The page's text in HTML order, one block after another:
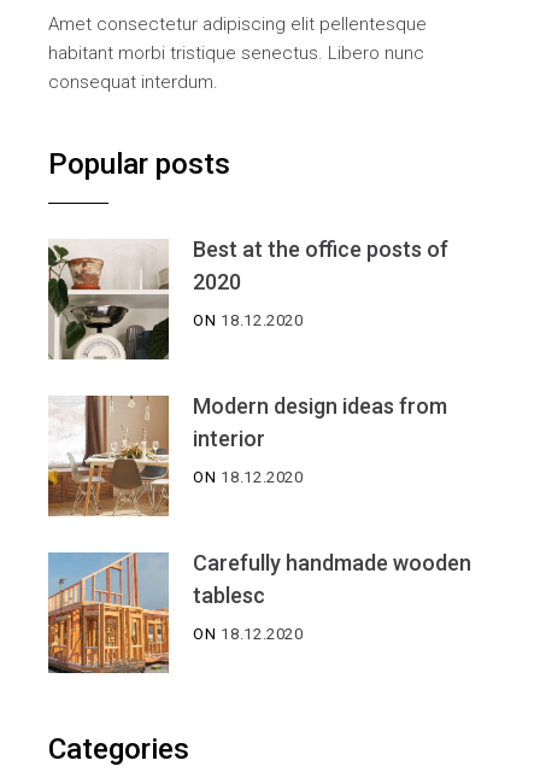
Amet consectetur adipiscing elit pellentesque
habitant morbi tristique senectus. Libero nunc
consequat interdum.
Popular posts
Best at the office posts of
2020
ON 18.12.2020
Modern design ideas from
interior
ON 18.12.2020
Carefully handmade wooden
tablesc
ON 18.12.2020
Categories